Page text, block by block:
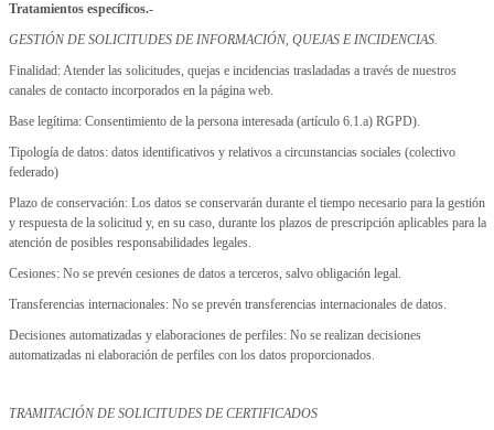
Tratamientos específicos.-
GESTIÓN DE SOLICITUDES DE INFORMACIÓN, QUEJAS E INCIDENCIAS.
Finalidad: Atender las solicitudes, quejas e incidencias trasladadas a través de nuestros
canales de contacto incorporados en la página web.
Base legítima: Consentimiento de la persona interesada (artículo 6.1.a) RGPD).
Tipología de datos: datos identificativos y relativos a circunstancias sociales (colectivo
federado)
Plazo de conservación: Los datos se conservarán durante el tiempo necesario para la gestión
y respuesta de la solicitud y, en su caso, durante los plazos de prescripción aplicables para la
atención de posibles responsabilidades legales.
Cesiones: No se prevén cesiones de datos a terceros, salvo obligación legal.
Transferencias internacionales: No se prevén transferencias internacionales de datos.
Decisiones automatizadas y elaboraciones de perfiles: No se realizan decisiones
automatizadas ni elaboración de perfiles con los datos proporcionados.
TRAMITACIÓN DE SOLICITUDES DE CERTIFICADOS